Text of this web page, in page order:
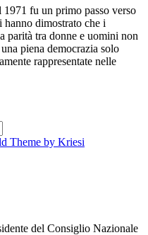
fu un primo passo verso
hanno dimostrato che i
parità tra donne e uomini non
piena democrazia solo
rappresentate nelle
del Consiglio Nazionale
Theme by Kriesi